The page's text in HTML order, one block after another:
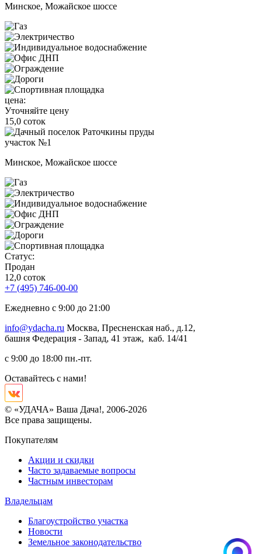
Минское, Можайское шоссе
цена:
Уточняйте цену
15,0 соток
участок №1
Минское, Можайское шоссе
Статус:
Продан
12,0 соток
+7 (495) 746-00-00
Ежедневно с 9:00 до 21:00
info@ydacha.ru Москва, Пресненская наб., д.12,
башня Федерация - Запад, 41 этаж, каб. 14/41
с 9:00 до 18:00 пн.-пт.
Оставайтесь с нами!
© «УДАЧА» Ваша Дача!, 2006-2026
Все права защищены.
Покупателям
Акции и скидки
Часто задаваемые вопросы
Частным инвесторам
Владельцам
Благоустройство участка
Новости
Земельное законодательство